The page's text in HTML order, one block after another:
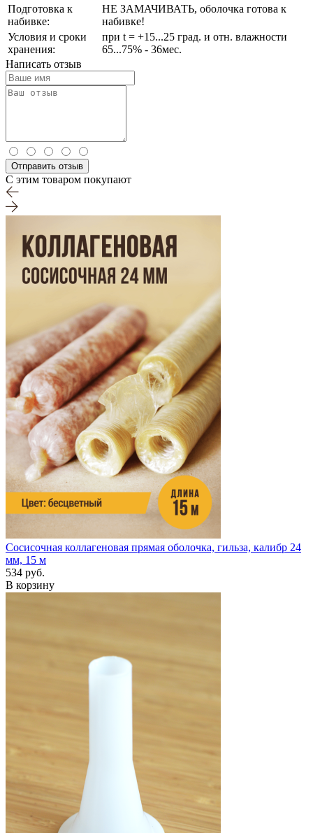
Подготовка к
набивке:
НЕ ЗАМАЧИВАТЬ, оболочка готова к
набивке!
Условия и сроки
хранения:
при t = +15...25 град. и отн. влажности
65...75% - 36мес.
Написать отзыв
Отправить отзыв
С этим товаром покупают
Сосисочная коллагеновая прямая оболочка, гильза, калибр 24
мм, 15 м
534 руб.
В корзину